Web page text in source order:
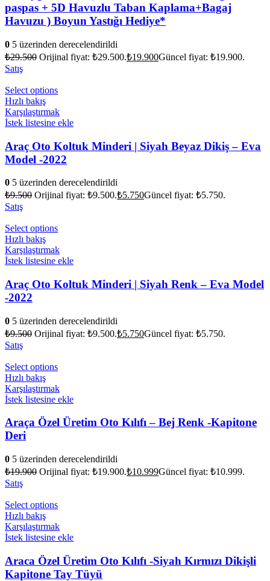
paspas + 5D Havuzlu Taban Kaplama+Bagaj
Havuzu ) Boyun Yastığı Hediye*
0 5 üzerinden derecelendirildi
₺29.500 Orijinal fiyat: ₺29.500.₺19.900Güncel fiyat: ₺19.900.
Satış
Select options
Hızlı bakış
Karşılaştırmak
İstek listesine ekle
Araç Oto Koltuk Minderi | Siyah Beyaz Dikiş – Eva
Model -2022
0 5 üzerinden derecelendirildi
₺9.500 Orijinal fiyat: ₺9.500.₺5.750Güncel fiyat: ₺5.750.
Satış
Select options
Hızlı bakış
Karşılaştırmak
İstek listesine ekle
Araç Oto Koltuk Minderi | Siyah Renk – Eva Model
-2022
0 5 üzerinden derecelendirildi
₺9.500 Orijinal fiyat: ₺9.500.₺5.750Güncel fiyat: ₺5.750.
Satış
Select options
Hızlı bakış
Karşılaştırmak
İstek listesine ekle
Araça Özel Üretim Oto Kılıfı – Bej Renk -Kapitone
Deri
0 5 üzerinden derecelendirildi
₺19.900 Orijinal fiyat: ₺19.900.₺10.999Güncel fiyat: ₺10.999.
Satış
Select options
Hızlı bakış
Karşılaştırmak
İstek listesine ekle
Araca Özel Üretim Oto Kılıfı -Siyah Kırmızı Dikişli
Kapitone Tay Tüyü